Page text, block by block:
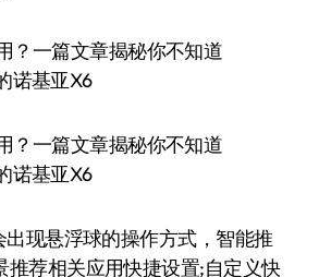
出现悬浮球的操作方式，智能推
推荐相关应用快捷设置;自定义快